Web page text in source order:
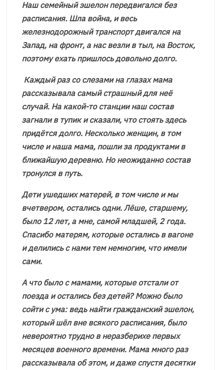
Наш семейный эшелон передвигался без
расписания. Шла война, и весь
железнодорожный транспорт двигался на
Запад, на фронт, а нас везли в тыл, на Восток,
поэтому ехать пришлось довольно долго.
Каждый раз со слезами на глазах мама
рассказывала самый страшный для неё
случай. На какой-то станции наш состав
загнали в тупик и сказали, что стоять здесь
придётся долго. Несколько женщин, в том
числе и наша мама, пошли за продуктами в
ближайшую деревню. Но неожиданно состав
тронулся в путь.
Дети ушедших матерей, в том числе и мы
вчетвером, остались одни. Лёше, старшему,
было 12 лет, а мне, самой младшей, 2 года.
Спасибо матерям, которые остались в вагоне
и делились с нами тем немногим, что имели
сами.
А что было с мамами, которые отстали от
поезда и остались без детей? Можно было
сойти с ума: ведь найти гражданский эшелон,
который шёл вне всякого расписания, было
невероятно трудно в неразберихе первых
месяцев военного времени. Мама много раз
рассказывала об этом, и даже спустя десятки